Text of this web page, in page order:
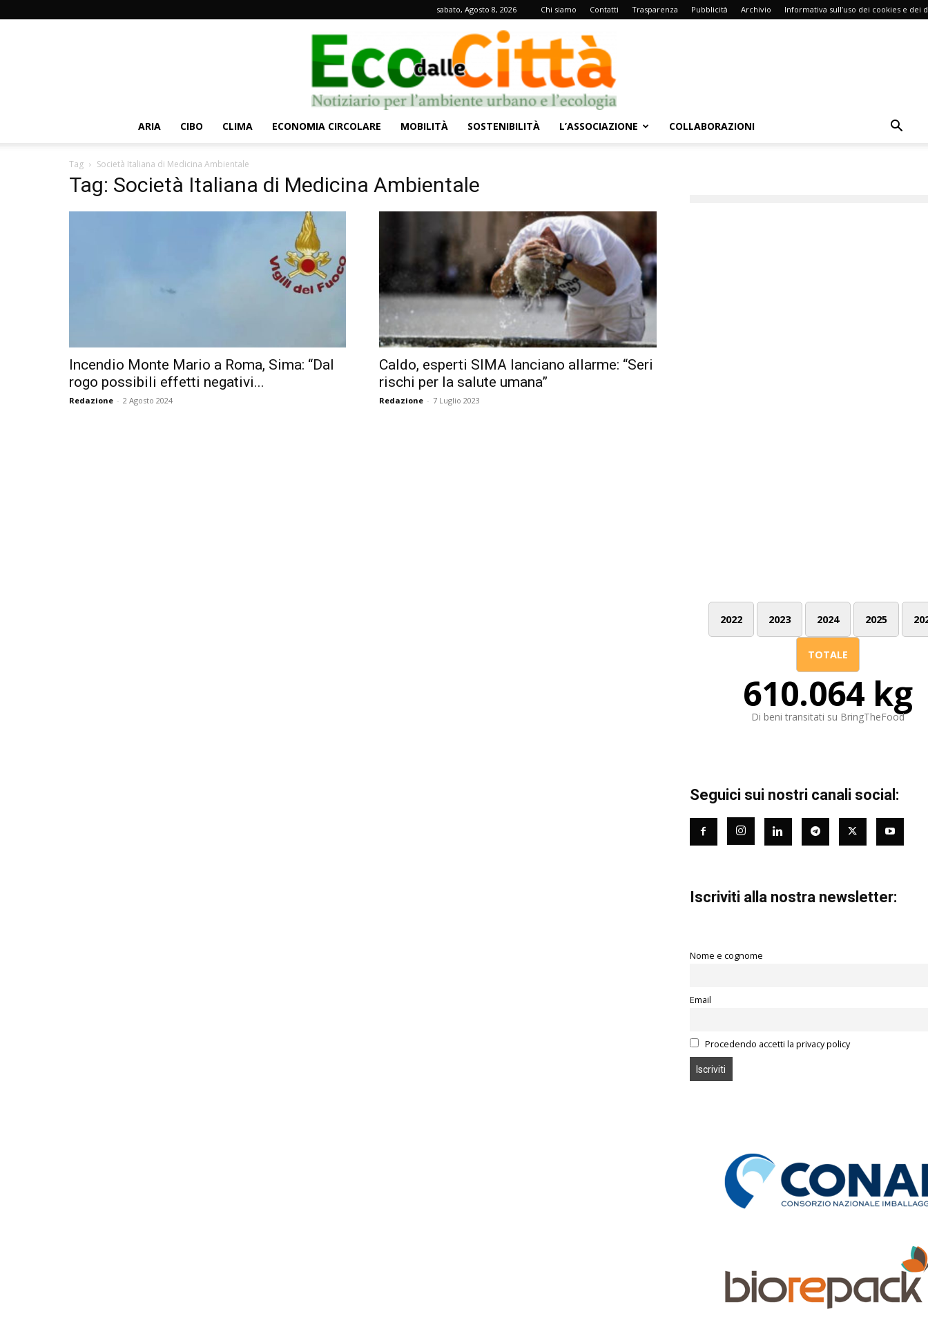
sabato, Agosto 8, 2026 Chi siamo Contatti Trasparenza Pubblicità Archivio Informativa sull’uso dei cookies e dei
dalle
Città
ARIA CIBO CLIMA ECONOMIA CIRCOLARE MOBILITÀ SOSTENIBILITÀ L’ASSOCIAZIONE COLLABORAZIONI
Tag Società Italiana di Medicina Ambientale
Tag: Società Italiana di Medicina Ambientale
Incendio Monte Mario a Roma, Sima: “Dal
rogo possibili effetti negativi...
Redazione - 2 Agosto 2024
Caldo, esperti SIMA lanciano allarme: “Seri
rischi per la salute umana”
Redazione - 7 Luglio 2023
2022 2023 2024 2025
TOTALE
610.064 kg
Di beni transitati su BringTheFood
Seguici sui nostri canali social:
Iscriviti alla nostra newsletter:
Nome e cognome
Email
Procedendo accetti la privacy policy